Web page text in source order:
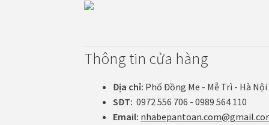
Thông tin cửa hàng
Địa chỉ: Phố Đồng Me - Mễ Trì - Hà Nội
SĐT:0972 556 706 - 0989 564 110
Email: